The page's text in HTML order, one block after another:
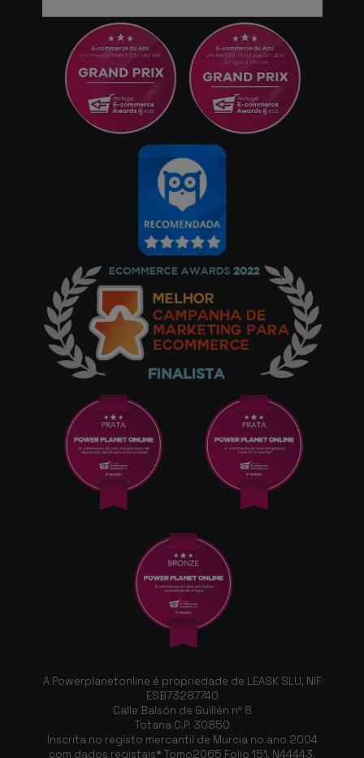
A Powerplanetonline é propriedade de LEASK SLU, NIF
ESB73287740
Calle Balsón de Guillén nº 8
Totana C.P. 30850
Inscrita no registo mercantil de Murcia no ano 2004
com dados registais* Tomo2065 Folio 151, N44443.